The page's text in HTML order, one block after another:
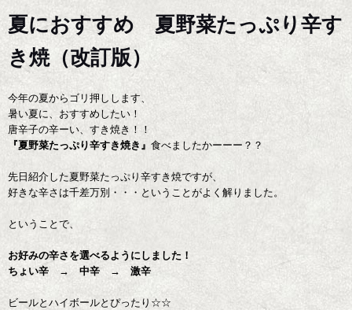
夏におすすめ 夏野菜たっぷり辛す
き焼（改訂版）
今年の夏からゴリ押しします、
暑い夏に、おすすめしたい！
唐辛子の辛ーい、すき焼き！！
『夏野菜たっぷり辛すき焼き』 食べましたかーーー？？
先日紹介した夏野菜たっぷり辛すき焼ですが、
好きな辛さは千差万別・・・ということがよく解りました。
ということで、
お好みの辛さを選べるようにしました！
ちょい辛 → 中辛 → 激辛
ビールとハイボールとぴったり☆☆